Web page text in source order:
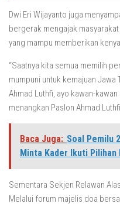
Dwi Eri Wijayanto juga
bergerak mengajak
yang mampu memberikan
“Saatnya kita semua memilih
mumpuni untuk kemajuan Jawa
Ahmad Luthfi, ayo kawan-
menangkan Paslon Ahmad
Baca Juga: Soal Pemilu
Minta Kader Ikuti
Sementara Sekjen Relawan
Melalui forum majelis doa